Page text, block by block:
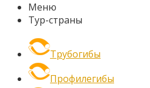
Меню
Тур-страны
Трубогибы
Профилегибы